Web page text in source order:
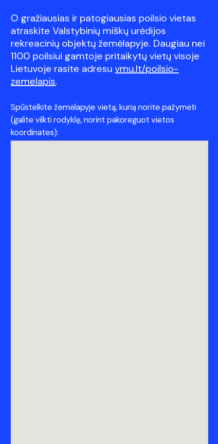
O gražiausias ir patogiausias poilsio vietas
atraskite Valstybinių miškų urėdijos
rekreacinių objektų žemėlapyje. Daugiau nei
1100 poilsiui gamtoje pritaikytų vietų visoje
Lietuvoje rasite adresuvmu.lt/poilsio-
zemelapis.
Spūstelkite žemėlapyje vietą, kurią norite pažymėti
(galite vilkti rodyklę, norint pakoreguot vietos
koordinates):